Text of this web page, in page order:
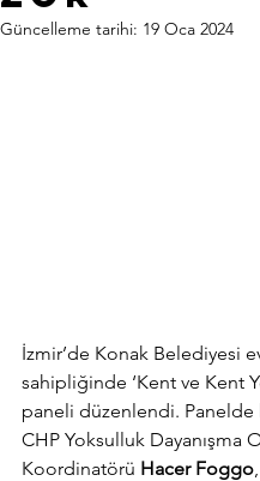
Güncelleme tarihi: 19 Oca 2024
İzmir’de Konak Belediyesi
sahipliğinde ‘Kent ve Kent
paneli düzenlendi. Panelde
CHP Yoksulluk Dayanışma
Koordinatörü Hacer Foggo